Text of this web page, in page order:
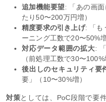
追加機能要望: 「あの画
たり50〜200万円増）
精度要求の引き上げ: 「も
ーニング工数で20〜50%増
対応データ範囲の拡大:
（前処理工数で30〜100%
後出しのセキュリティ要
要」（10〜30%増）
対策としては、PoC段階で要